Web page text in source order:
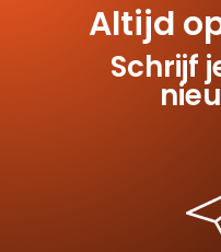
Altijd
Schrijf